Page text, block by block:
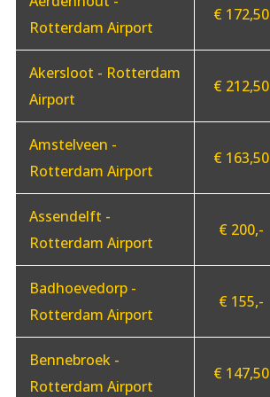
Rotterdam Airport
€ 172,50
Akersloot - Rotterdam
Airport
€ 212,50
Amstelveen -
Rotterdam Airport
€ 163,50
Assendelft -
Rotterdam Airport
€ 200,-
Badhoevedorp -
Rotterdam Airport
€ 155,-
Bennebroek -
Rotterdam Airport
€ 147,50